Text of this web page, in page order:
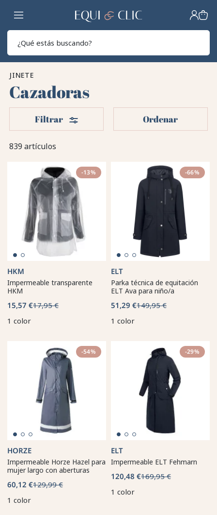
Hogar
JINETE
Cazadoras
839 artículos
Filtrar Filtros Ordenar
-13%
HKM
Impermeable transparente
HKM
15,57 €17,95 €
1 color
-66%
ELT
Parka técnica de equitación
ELT Ava para niño/a
51,29 €149,95 €
1 color
-54%
HORZE
Impermeable Horze Hazel para
mujer largo con aberturas
60,12 €129,99 €
1 color
-29%
ELT
Impermeable ELT Fehmarn
120,48 €169,95 €
1 color